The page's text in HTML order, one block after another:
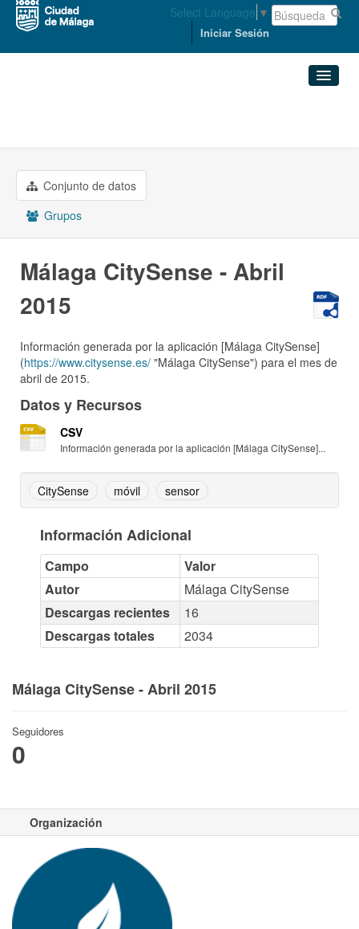
Select Language ▼
Iniciar Sesión
Grupos
Conjunto de datos
Grupos
Málaga CitySense - Abril
2015
Información generada por la aplicación [Málaga CitySense]
(https://www.citysense.es/ "Málaga CitySense") para el mes de
abril de 2015.
Datos y Recursos
CSV
Información generada por la aplicación [Málaga CitySense]...
CitySense móvil sensor
Información Adicional
Campo
Valor
Autor
Málaga CitySense
Descargas recientes
16
Descargas totales
2034
Málaga CitySense - Abril 2015
Seguidores
0
Organización